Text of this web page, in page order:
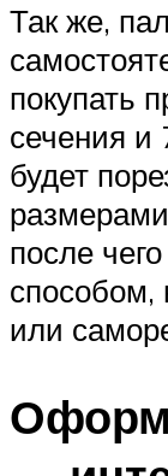
Так же,
покупать
сечения
будет
после
способом,
или